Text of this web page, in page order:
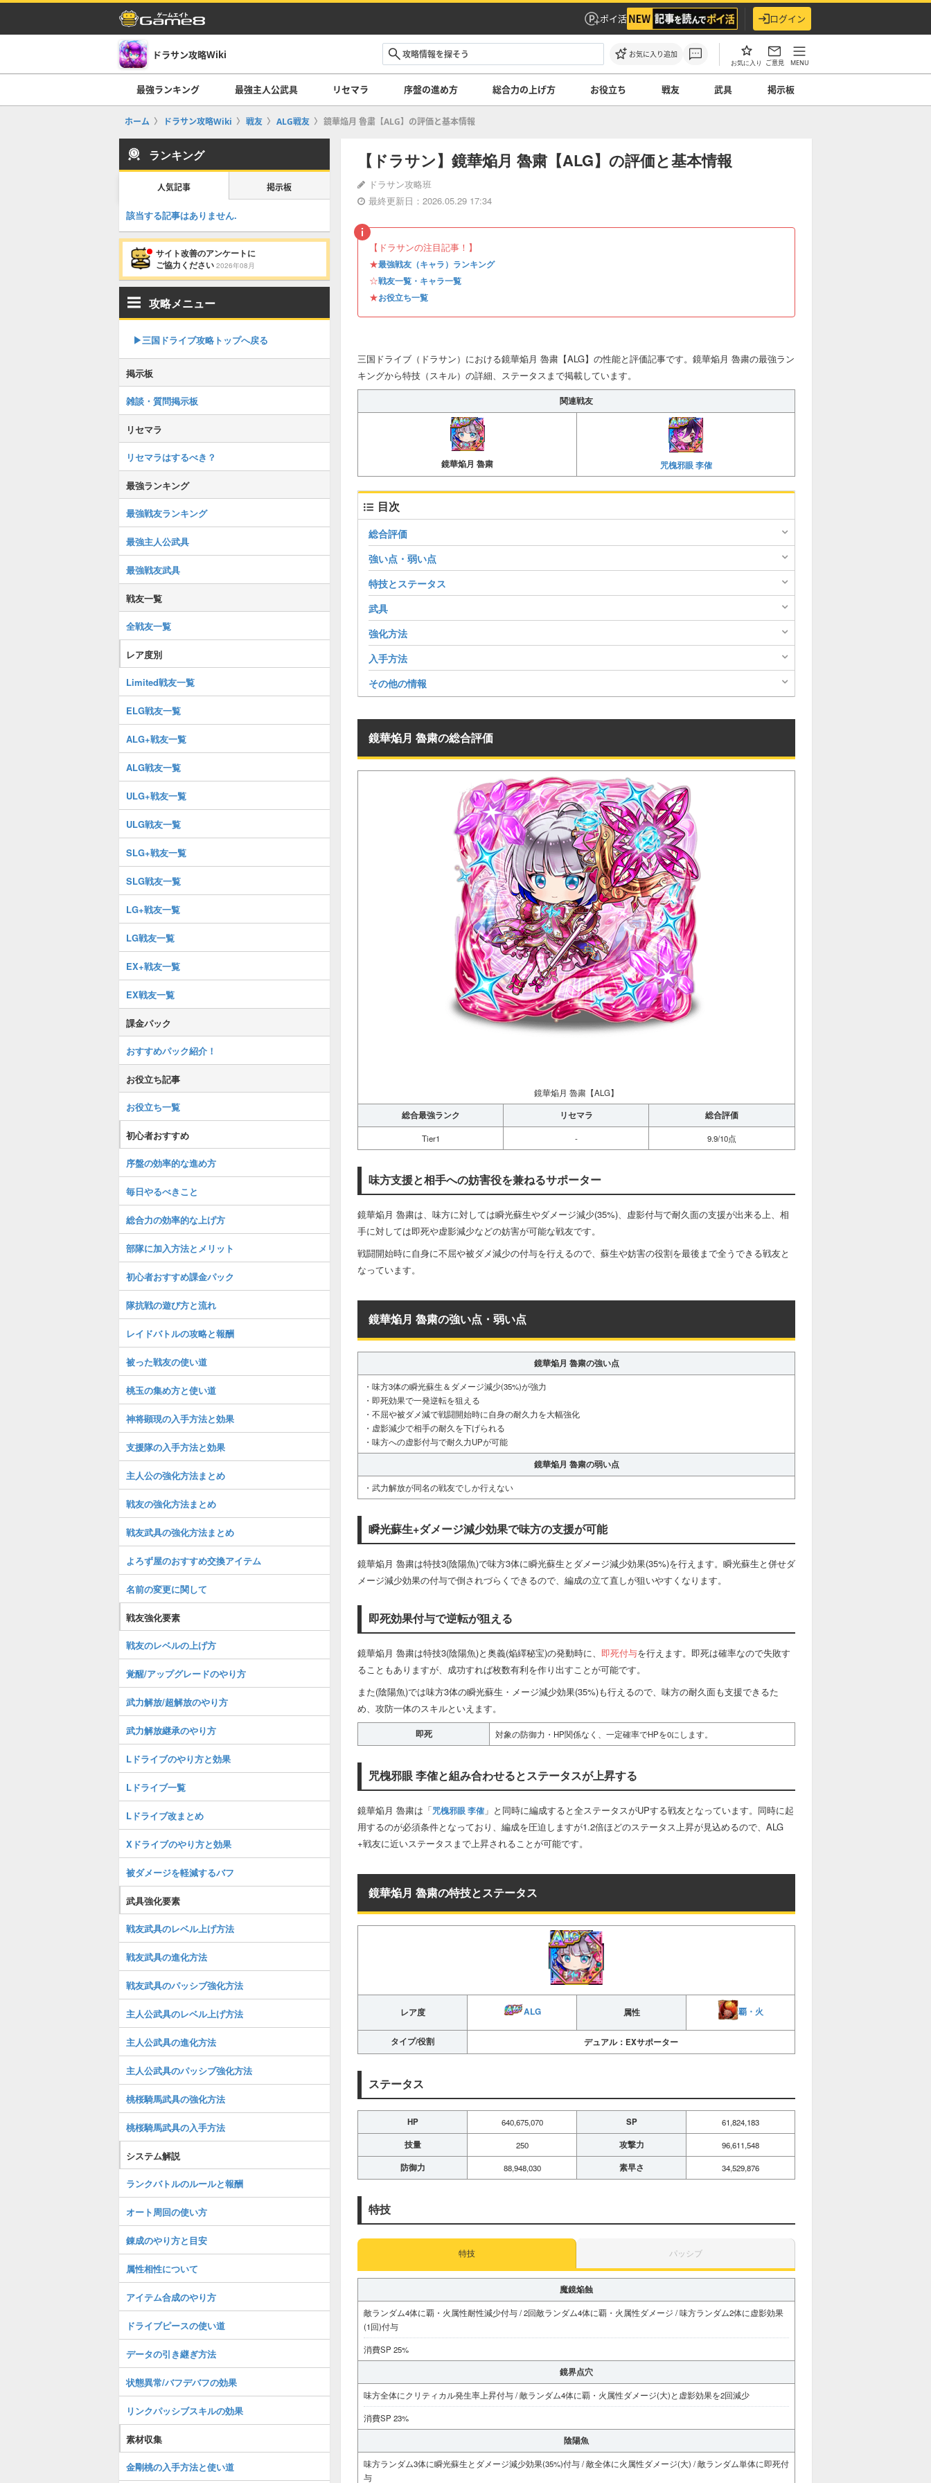
ポイ活 ログイン
ドラサン攻略Wiki お気に入り追加
お気に入り ご意見 MENU
最強ランキング 最強主人公武具 リセマラ 序盤の進め方 総合力の上げ方 お役立ち 戦友 武具 掲示板
ホーム ドラサン攻略Wiki 戦友 ALG戦友 鏡華焔月 魯粛【ALG】の評価と基本情報
【ドラサン】鏡華焔月 魯粛【ALG】の評価と基本情報
ドラサン攻略班
最終更新日：2026.05.29 17:34
【ドラサンの注目記事！】
★最強戦友（キャラ）ランキング
☆戦友一覧・キャラ一覧
★お役立ち一覧
三国ドライブ（ドラサン）における鏡華焔月 魯粛【ALG】の性能と評価記事です。鏡華焔月 魯粛の最強ラン
キングから特技（スキル）の詳細、ステータスまで掲載しています。
関連戦友
鏡華焔月 魯粛 咒槐邪眼 李傕
目次
総合評価
強い点・弱い点
特技とステータス
武具
強化方法
入手方法
その他の情報
鏡華焔月 魯粛の総合評価
鏡華焔月 魯粛【ALG】
総合最強ランク リセマラ 総合評価
Tier1 - 9.9/10点
味方支援と相手への妨害役を兼ねるサポーター
鏡華焔月 魯粛は、味方に対しては瞬光蘇生やダメージ減少(35%)、虚影付与で耐久面の支援が出来る上、相
手に対しては即死や虚影減少などの妨害が可能な戦友です。
戦闘開始時に自身に不屈や被ダメ減少の付与を行えるので、蘇生や妨害の役割を最後まで全うできる戦友と
なっています。
鏡華焔月 魯粛の強い点・弱い点
鏡華焔月 魯粛の強い点
・味方3体の瞬光蘇生＆ダメージ減少(35%)が強力
・即死効果で一発逆転を狙える
・不屈や被ダメ減で戦闘開始時に自身の耐久力を大幅強化
・虚影減少で相手の耐久を下げられる
・味方への虚影付与で耐久力UPが可能
鏡華焔月 魯粛の弱い点
・武力解放が同名の戦友でしか行えない
瞬光蘇生+ダメージ減少効果で味方の支援が可能
鏡華焔月 魯粛は特技3(陰陽魚)で味方3体に瞬光蘇生とダメージ減少効果(35%)を行えます。瞬光蘇生と併せダ
メージ減少効果の付与で倒されづらくできるので、編成の立て直しが狙いやすくなります。
即死効果付与で逆転が狙える
鏡華焔月 魯粛は特技3(陰陽魚)と奥義(焔繹秘宝)の発動時に、 即死付与を行えます。即死は確率なので失敗す
ることもありますが、成功すれば枚数有利を作り出すことが可能です。
また(陰陽魚)では味方3体の瞬光蘇生・メージ減少効果(35%)も行えるので、味方の耐久面も支援できるた
め、攻防一体のスキルといえます。
即死 対象の防御力・HP関係なく、一定確率でHPを0にします。
咒槐邪眼 李傕と組み合わせるとステータスが上昇する
鏡華焔月 魯粛は「咒槐邪眼 李傕 」と同時に編成すると全ステータスがUPする戦友となっています。同時に起
用するのが必須条件となっており、編成を圧迫しますが1.2倍ほどのステータス上昇が見込めるので、ALG
+戦友に近いステータスまで上昇されることが可能です。
鏡華焔月 魯粛の特技とステータス
レア度 ALG 属性 覇・火
タイプ/役割 デュアル：EXサポーター
ステータス
HP 640,675,070 SP 61,824,183
技量 250 攻撃力 96,611,548
防御力 88,948,030 素早さ 34,529,876
特技
特技 パッシブ
魔鏡焔蝕
敵ランダム4体に覇・火属性耐性減少付与 / 2回敵ランダム4体に覇・火属性ダメージ / 味方ランダム2体に虚影効果
(1回)付与
消費SP 25%
鏡界点穴
味方全体にクリティカル発生率上昇付与 / 敵ランダム4体に覇・火属性ダメージ(大)と虚影効果を2回減少
消費SP 23%
陰陽魚
味方ランダム3体に瞬光蘇生とダメージ減少効果(35%)付与 / 敵全体に火属性ダメージ(大) / 敵ランダム単体に即死付
与
ランキング
人気記事 掲示板
該当する記事はありません.
サイト改善のアンケートに
ご協力ください 2026年08月
攻略メニュー
▶︎三国ドライブ攻略トップへ戻る
掲示板
雑談・質問掲示板
リセマラ
リセマラはするべき？
最強ランキング
最強戦友ランキング
最強主人公武具
最強戦友武具
戦友一覧
全戦友一覧
レア度別
Limited戦友一覧
ELG戦友一覧
ALG+戦友一覧
ALG戦友一覧
ULG+戦友一覧
ULG戦友一覧
SLG+戦友一覧
SLG戦友一覧
LG+戦友一覧
LG戦友一覧
EX+戦友一覧
EX戦友一覧
課金パック
おすすめパック紹介！
お役立ち記事
お役立ち一覧
初心者おすすめ
序盤の効率的な進め方
毎日やるべきこと
総合力の効率的な上げ方
部隊に加入方法とメリット
初心者おすすめ課金パック
隊抗戦の遊び方と流れ
レイドバトルの攻略と報酬
被った戦友の使い道
桃玉の集め方と使い道
神将顕現の入手方法と効果
支援隊の入手方法と効果
主人公の強化方法まとめ
戦友の強化方法まとめ
戦友武具の強化方法まとめ
よろず屋のおすすめ交換アイテム
名前の変更に関して
戦友強化要素
戦友のレベルの上げ方
覚醒/アップグレードのやり方
武力解放/超解放のやり方
武力解放継承のやり方
Lドライブのやり方と効果
Lドライブ一覧
Lドライブ改まとめ
Xドライブのやり方と効果
被ダメージを軽減するバフ
武具強化要素
戦友武具のレベル上げ方法
戦友武具の進化方法
戦友武具のパッシブ強化方法
主人公武具のレベル上げ方法
主人公武具の進化方法
主人公武具のパッシブ強化方法
桃桜騎馬武具の強化方法
桃桜騎馬武具の入手方法
システム解説
ランクバトルのルールと報酬
オート周回の使い方
錬成のやり方と目安
属性相性について
アイテム合成のやり方
ドライブピースの使い道
データの引き継ぎ方法
状態異常/バフデバフの効果
リンクパッシブスキルの効果
素材収集
金剛桃の入手方法と使い道